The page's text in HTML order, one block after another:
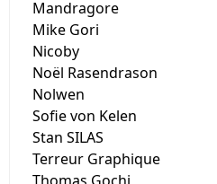
Mandragore
Mike Gori
Nicoby
Noël Rasendrason
Nolwen
Sofie von Kelen
Stan SILAS
Terreur Graphique